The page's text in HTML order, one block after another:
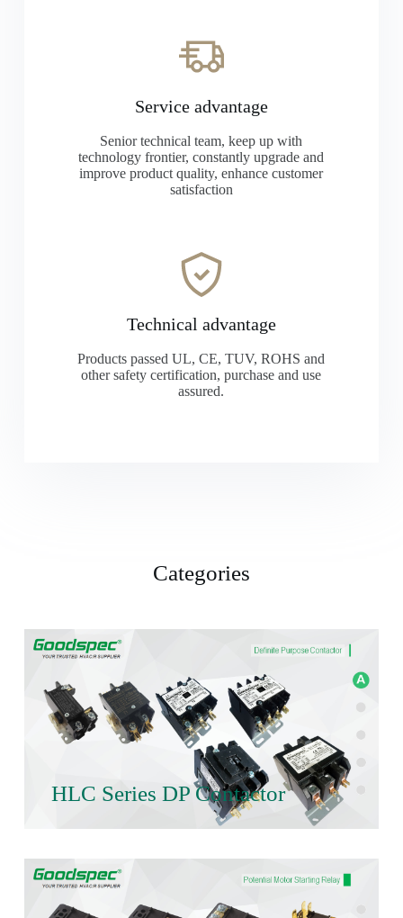
Service advantage
Senior technical team, keep up with
technology frontier, constantly upgrade and
improve product quality, enhance customer
satisfaction
Technical advantage
Products passed UL, CE, TUV, ROHS and
other safety certification, purchase and use
assured.
Categories
HLC Series DP Contactor